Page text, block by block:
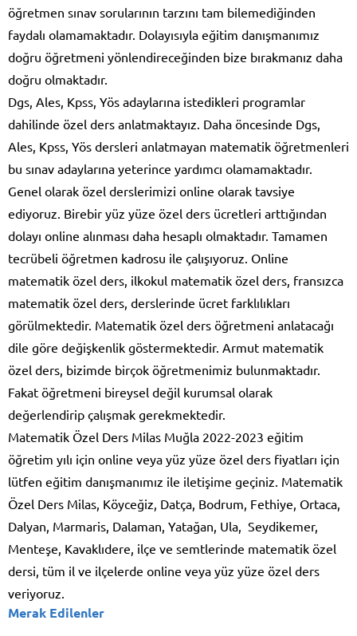
öğretmen sınav sorularının tarzını tam bilemediğinden
faydalı olamamaktadır. Dolayısıyla eğitim danışmanımız
doğru öğretmeni yönlendireceğinden bize bırakmanız daha
doğru olmaktadır.
Dgs, Ales, Kpss, Yös adaylarına istedikleri programlar
dahilinde özel ders anlatmaktayız. Daha öncesinde Dgs,
Ales, Kpss, Yös dersleri anlatmayan matematik öğretmenleri
bu sınav adaylarına yeterince yardımcı olamamaktadır.
Genel olarak özel derslerimizi online olarak tavsiye
ediyoruz. Birebir yüz yüze özel ders ücretleri arttığından
dolayı online alınması daha hesaplı olmaktadır. Tamamen
tecrübeli öğretmen kadrosu ile çalışıyoruz. Online
matematik özel ders, ilkokul matematik özel ders, fransızca
matematik özel ders, derslerinde ücret farklılıkları
görülmektedir. Matematik özel ders öğretmeni anlatacağı
dile göre değişkenlik göstermektedir. Armut matematik
özel ders, bizimde birçok öğretmenimiz bulunmaktadır.
Fakat öğretmeni bireysel değil kurumsal olarak
değerlendirip çalışmak gerekmektedir.
Matematik Özel Ders Milas Muğla 2022-2023 eğitim
öğretim yılı için online veya yüz yüze özel ders fiyatları için
lütfen eğitim danışmanımız ile iletişime geçiniz. Matematik
Özel Ders Milas, Köyceğiz, Datça, Bodrum, Fethiye, Ortaca,
Dalyan, Marmaris, Dalaman, Yatağan, Ula, Seydikemer,
Menteşe, Kavaklıdere, ilçe ve semtlerinde matematik özel
dersi, tüm il ve ilçelerde online veya yüz yüze özel ders
veriyoruz.
Merak Edilenler